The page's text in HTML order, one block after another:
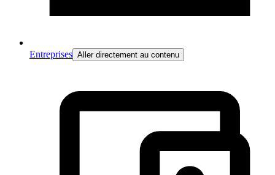
Entreprises Aller directement au contenu